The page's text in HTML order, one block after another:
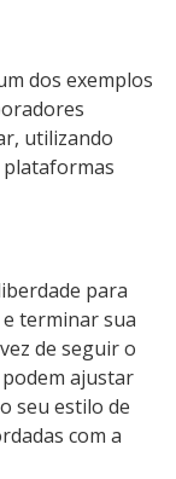
dos exemplos
utilizando
para
terminar sua
de seguir o
ajustar
seu estilo de
com a